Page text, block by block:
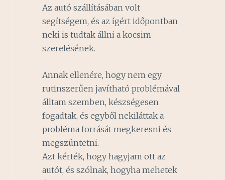
Az autó szállításában volt
segítségem, és az ígért időpontban
neki is tudtak állni a kocsim
szerelésének.
Annak ellenére, hogy nem egy
rutinszerűen javítható problémával
álltam szemben, készségesen
fogadtak, és egyből nekiláttak a
probléma forrását megkeresni és
megszüntetni.
Azt kérték, hogy hagyjam ott az
autót, és szólnak, hogyha mehetek